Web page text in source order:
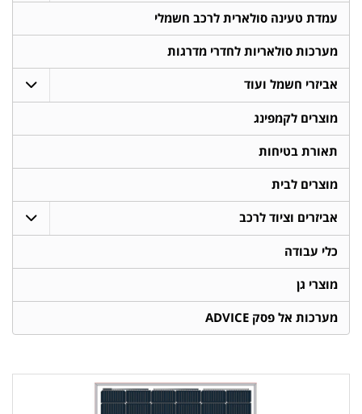
עמדת טעינה סולארית לרכב חשמלי
מערכות סולאריות לחדרי מדרגות
אביזרי חשמל ועוד
מוצרים לקמפינג
תאורת בטיחות
מוצרים לבית
אביזרים וציוד לרכב
כלי עבודה
מוצרי גן
מערכות אל פסק ADVICE